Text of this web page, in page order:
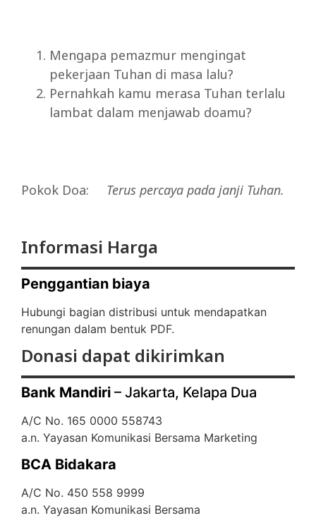
Mengapa pemazmur mengingat
pekerjaan Tuhan di masa lalu?
Pernahkah kamu merasa Tuhan terlalu
lambat dalam menjawab doamu?
Pokok Doa: Terus percaya pada janji Tuhan.
Informasi Harga
Penggantian biaya
Hubungi bagian distribusi untuk mendapatkan
renungan dalam bentuk PDF.
Donasi dapat dikirimkan
Bank Mandiri – Jakarta, Kelapa Dua
A/C No. 165 0000 558743
a.n. Yayasan Komunikasi Bersama Marketing
BCA Bidakara
A/C No. 450 558 9999
a.n. Yayasan Komunikasi Bersama